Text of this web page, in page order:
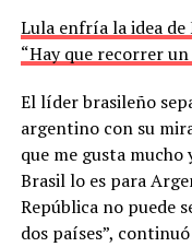
Lula enfría la idea
“Hay que recorrer
El líder brasileño
argentino con su
que me gusta
Brasil lo es para
República no puede
dos países”,